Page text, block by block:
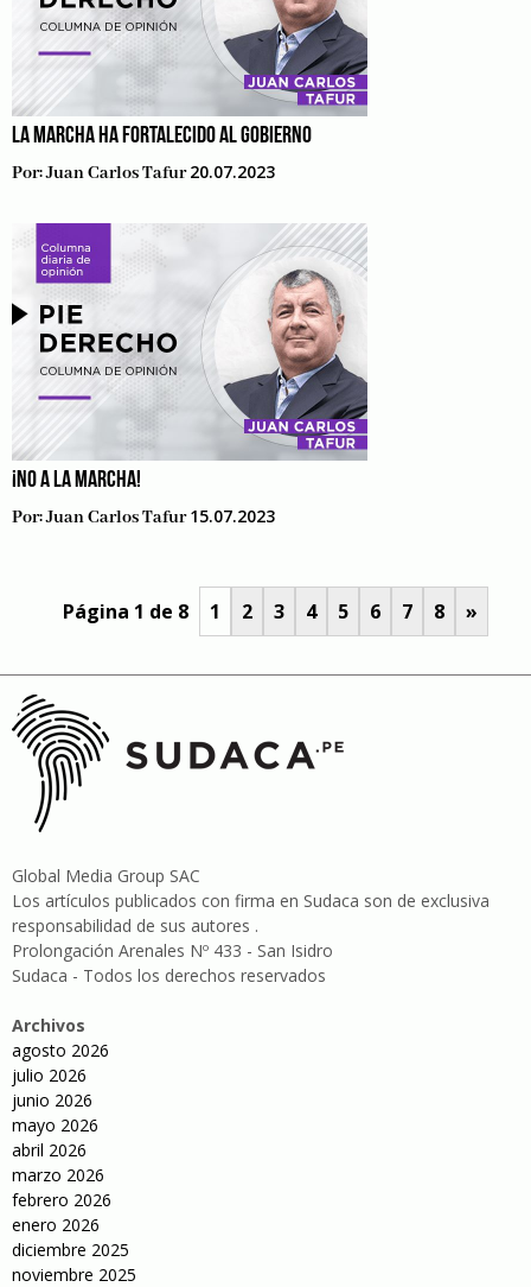
LA MARCHA HA FORTALECIDO AL GOBIERNO
Por:Juan Carlos Tafur 20.07.2023
¡NO A LA MARCHA!
Por:Juan Carlos Tafur 15.07.2023
Página 1 de 8 1 2 3 4 5 6 7 8 »
Global Media Group SAC
Los artículos publicados con firma en Sudaca son de exclusiva
responsabilidad de sus autores .
Prolongación Arenales Nº 433 - San Isidro
Sudaca - Todos los derechos reservados
Archivos
agosto 2026
julio 2026
junio 2026
mayo 2026
abril 2026
marzo 2026
febrero 2026
enero 2026
diciembre 2025
noviembre 2025